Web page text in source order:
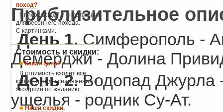
Приблизительное
День 1.Симферополь -
Демерджи - Долина
День 2.Водопад Джурла -
ущелья - родник Су-Ат.
поход?
Список вещей и снаряжения
для весеннего похода.
С картинками.
Стоимость и скидки:
Какая цена?
В стоимость входит всё,
кроме аренды снаряжения и
экскурсий по желанию.
Наши скидки.